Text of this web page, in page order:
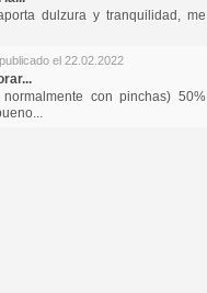
dulzura y tranquilidad, me
publicado el 22.02.2022
con pinchas) 50%